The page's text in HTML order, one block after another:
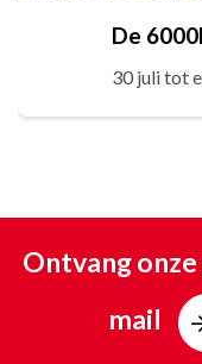
De
30 juli tot
Ontvang
mail